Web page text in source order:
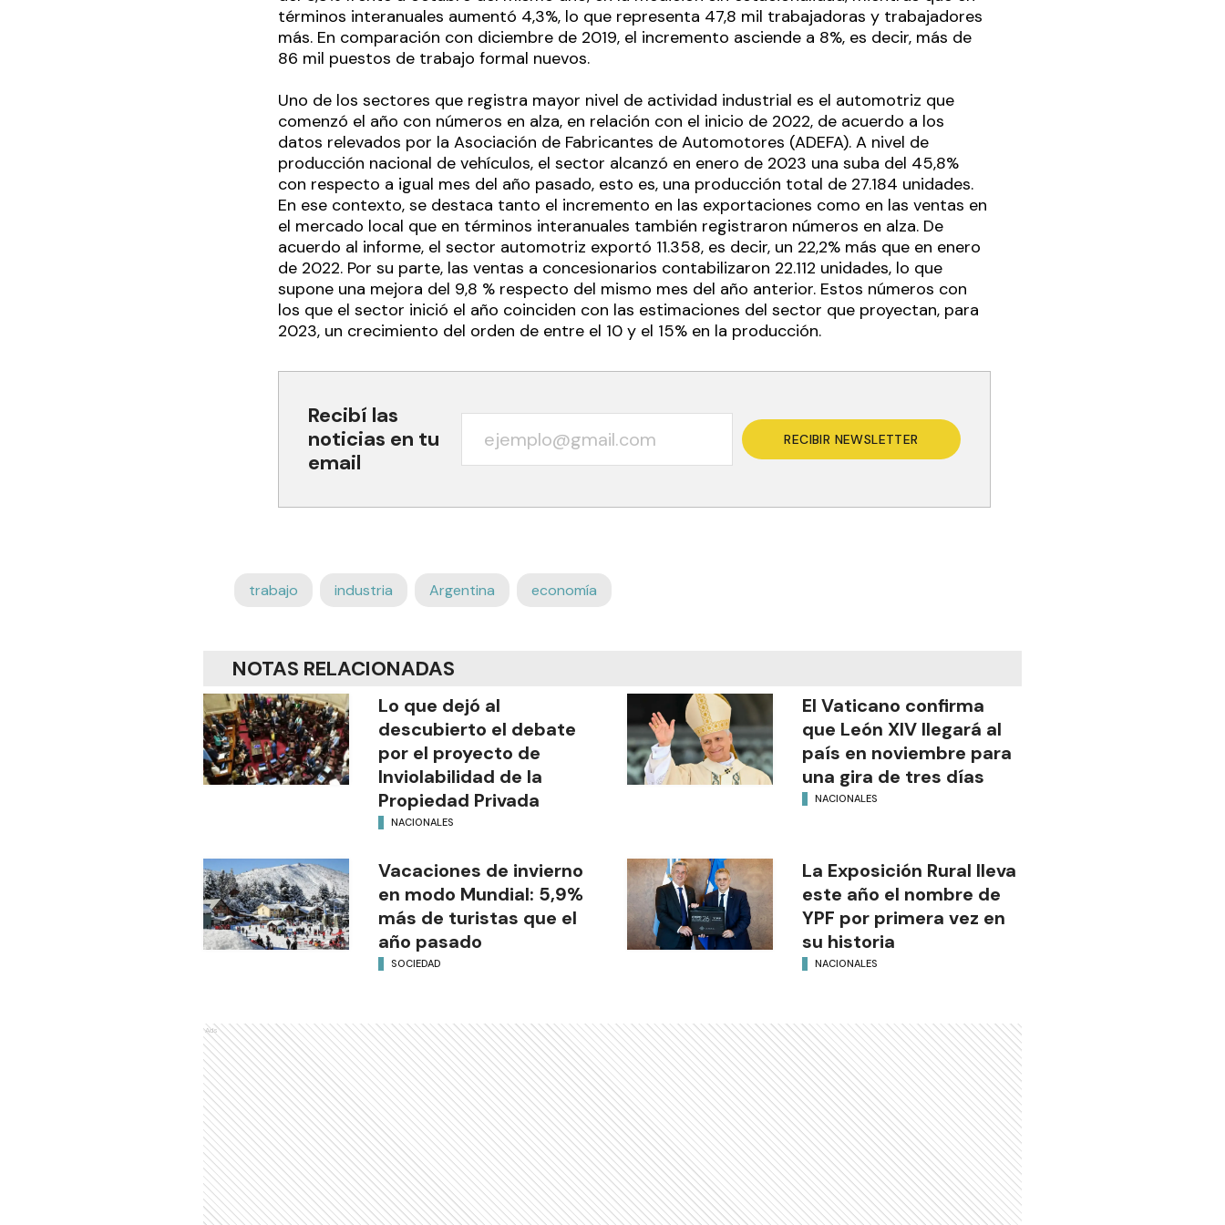
términos interanuales aumentó 4,3%, lo que representa 47,8 mil trabajadoras y trabajadores
más. En comparación con diciembre de 2019, el incremento asciende a 8%, es decir, más de
86 mil puestos de trabajo formal nuevos.
Uno de los sectores que registra mayor nivel de actividad industrial es el automotriz que
comenzó el año con números en alza, en relación con el inicio de 2022, de acuerdo a los
datos relevados por la Asociación de Fabricantes de Automotores (ADEFA). A nivel de
producción nacional de vehículos, el sector alcanzó en enero de 2023 una suba del 45,8%
con respecto a igual mes del año pasado, esto es, una producción total de 27.184 unidades.
En ese contexto, se destaca tanto el incremento en las exportaciones como en las ventas en
el mercado local que en términos interanuales también registraron números en alza. De
acuerdo al informe, el sector automotriz exportó 11.358, es decir, un 22,2% más que en enero
de 2022. Por su parte, las ventas a concesionarios contabilizaron 22.112 unidades, lo que
supone una mejora del 9,8 % respecto del mismo mes del año anterior. Estos números con
los que el sector inició el año coinciden con las estimaciones del sector que proyectan, para
2023, un crecimiento del orden de entre el 10 y el 15% en la producción.
Recibí las
noticias en tu
email
RECIBIR NEWSLETTER
trabajo industria Argentina economía
NOTAS RELACIONADAS
Lo que dejó al
descubierto el debate
por el proyecto de
Inviolabilidad de la
Propiedad Privada
NACIONALES
El Vaticano confirma
que León XIV llegará al
país en noviembre para
una gira de tres días
NACIONALES
Vacaciones de invierno
en modo Mundial: 5,9%
más de turistas que el
año pasado
SOCIEDAD
La Exposición Rural lleva
este año el nombre de
YPF por primera vez en
su historia
NACIONALES
Ads